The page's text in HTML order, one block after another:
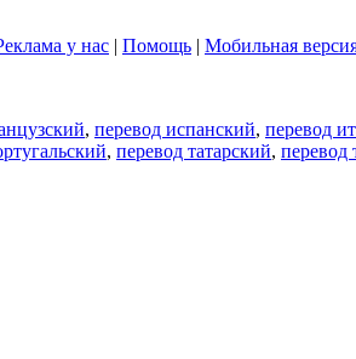
у нас | Помощь | Мобильная
, перевод испанский, перевод
, перевод татарский, перевод